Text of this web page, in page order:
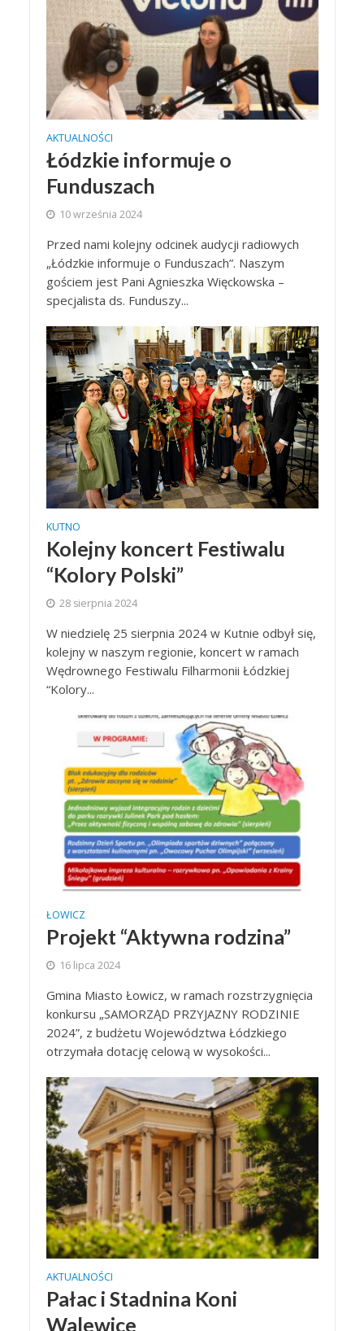
AKTUALNOŚCI
Łódzkie informuje o
Funduszach
10 września 2024
Przed nami kolejny odcinek audycji radiowych
„Łódzkie informuje o Funduszach”. Naszym
gościem jest Pani Agnieszka Więckowska –
specjalista ds. Funduszy...
KUTNO
Kolejny koncert Festiwalu
“Kolory Polski”
28 sierpnia 2024
W niedzielę 25 sierpnia 2024 w Kutnie odbył się,
kolejny w naszym regionie, koncert w ramach
Wędrownego Festiwalu Filharmonii Łódzkiej
“Kolory...
ŁOWICZ
Projekt “Aktywna rodzina”
16 lipca 2024
Gmina Miasto Łowicz, w ramach rozstrzygnięcia
konkursu „SAMORZĄD PRZYJAZNY RODZINIE
2024”, z budżetu Województwa Łódzkiego
otrzymała dotację celową w wysokości...
AKTUALNOŚCI
Pałac i Stadnina Koni
Walewice